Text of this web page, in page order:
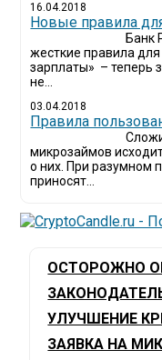
16.04.2018
Новые правила
Банк
жесткие правила
зарплаты» – теперь
не...
03.04.2018
​Правила
микрозаймов
о них. При разумном
приносят...
ОСТОРОЖНО
УЛУЧШЕНИЕ
ЗАЯВКА НА